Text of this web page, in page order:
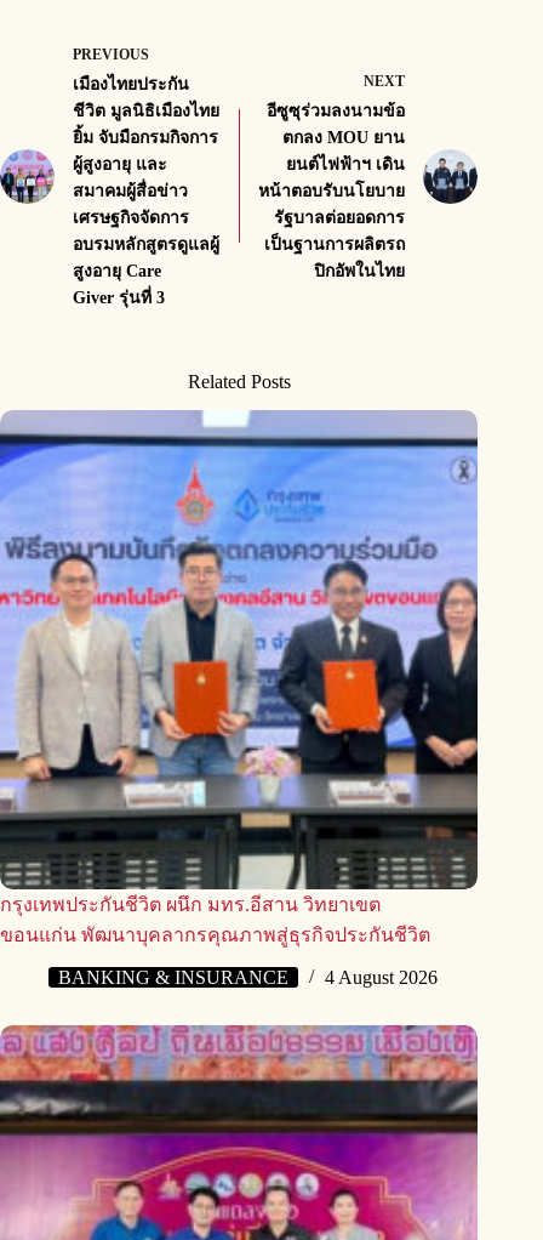
PREVIOUS
เมืองไทยประกัน
ชีวิต มูลนิธิเมืองไทย
ยิ้ม จับมือกรมกิจการ
ผู้สูงอายุ และ
สมาคมผู้สื่อข่าว
เศรษฐกิจจัดการ
อบรมหลักสูตรดูแลผู้
สูงอายุ Care
Giver รุ่นที่ 3
NEXT
อีซูซุร่วมลงนามข้อ
ตกลง MOU ยาน
ยนต์ไฟฟ้าฯ เดิน
หน้าตอบรับนโยบาย
รัฐบาลต่อยอดการ
เป็นฐานการผลิตรถ
ปิกอัพในไทย
Related Posts
กรุงเทพประกันชีวิต ผนึก มทร.อีสาน วิทยาเขต
ขอนแก่น พัฒนาบุคลากรคุณภาพสู่ธุรกิจประกันชีวิต
BANKING & INSURANCE 4 August 2026